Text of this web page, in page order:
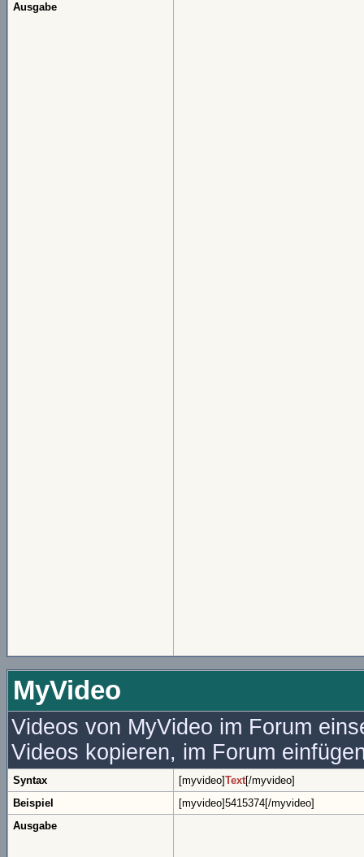
Ausgabe
MyVideo
Videos von MyVideo im Forum
Videos kopieren, im Forum
Syntax [myvideo]Text[/myvideo]
Beispiel
[myvideo]5415374[/myvideo]
Ausgabe